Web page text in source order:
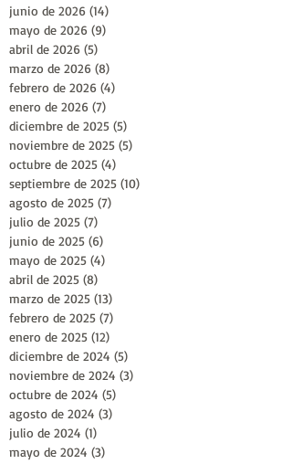
junio de 2026 (14)
mayo de 2026 (9)
abril de 2026 (5)
marzo de 2026 (8)
febrero de 2026 (4)
enero de 2026 (7)
diciembre de 2025 (5)
noviembre de 2025 (5)
octubre de 2025 (4)
septiembre de 2025 (10)
agosto de 2025 (7)
julio de 2025 (7)
junio de 2025 (6)
mayo de 2025 (4)
abril de 2025 (8)
marzo de 2025 (13)
febrero de 2025 (7)
enero de 2025 (12)
diciembre de 2024 (5)
noviembre de 2024 (3)
octubre de 2024 (5)
agosto de 2024 (3)
julio de 2024 (1)
mayo de 2024 (3)